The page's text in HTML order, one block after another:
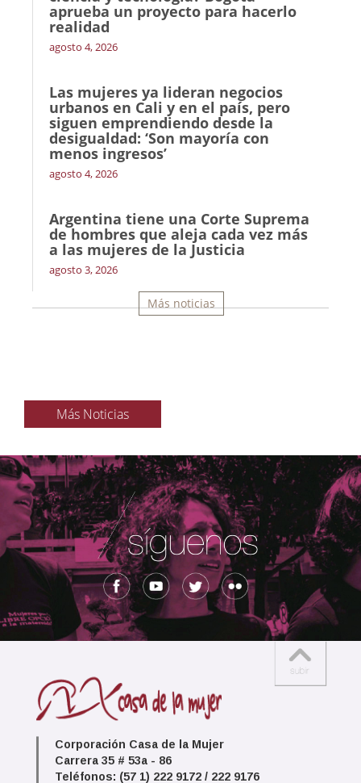
aprueba un proyecto para hacerlo
realidad
agosto 4, 2026
Las mujeres ya lideran negocios
urbanos en Cali y en el país, pero
siguen emprendiendo desde la
desigualdad: ‘Son mayoría con
menos ingresos’
agosto 4, 2026
Argentina tiene una Corte Suprema
de hombres que aleja cada vez más
a las mujeres de la Justicia
agosto 3, 2026
Más noticias
Más Noticias
Corporación Casa de la Mujer
Carrera 35 # 53a - 86
Teléfonos: (57 1) 222 9172 / 222 9176